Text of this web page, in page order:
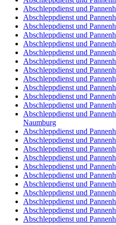
Abschleppdienst und
Abschleppdienst und
Abschleppdienst und
Abschleppdienst und
Abschleppdienst und
Abschleppdienst und
Abschleppdienst und
Abschleppdienst und
Abschleppdienst und
Abschleppdienst und
Abschleppdienst und
Abschleppdienst und
Abschleppdienst und
Naumburg
Abschleppdienst und
Abschleppdienst und
Abschleppdienst und
Abschleppdienst und
Abschleppdienst und
Abschleppdienst und
Abschleppdienst und
Abschleppdienst und
Abschleppdienst und
Abschleppdienst und
Abschleppdienst und